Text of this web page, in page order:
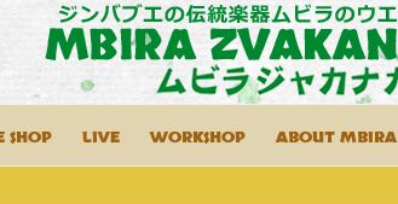
SHOP LIVE WORKSHOP ABOUT MBIRA